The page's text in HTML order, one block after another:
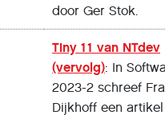
door Ger Stok.
Tiny 11 van NTdev
(vervolg): In
2023-2 schreef
Dijkhoff een